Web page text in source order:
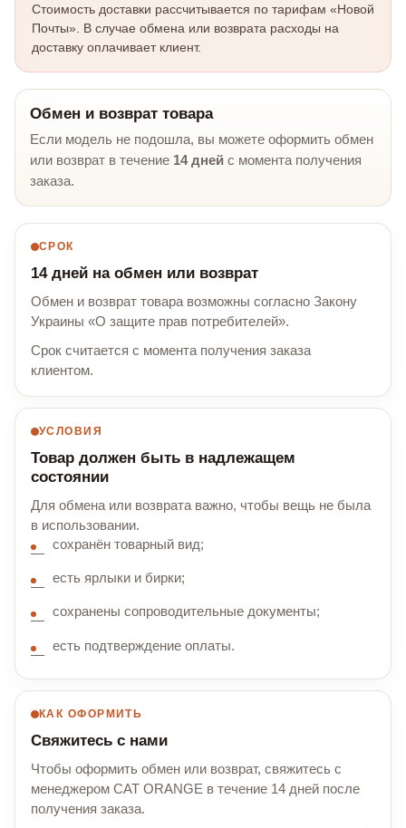
Стоимость доставки рассчитывается по тарифам «Новой
Почты». В случае обмена или возврата расходы на
доставку оплачивает клиент.
Обмен и возврат товара
Если модель не подошла, вы можете оформить обмен
или возврат в течение 14 дней с момента получения
заказа.
СРОК
14 дней на обмен или возврат
Обмен и возврат товара возможны согласно Закону
Украины «О защите прав потребителей».
Срок считается с момента получения заказа
клиентом.
УСЛОВИЯ
Товар должен быть в надлежащем
состоянии
Для обмена или возврата важно, чтобы вещь не была
в использовании.
сохранён товарный вид;
есть ярлыки и бирки;
сохранены сопроводительные документы;
есть подтверждение оплаты.
КАК ОФОРМИТЬ
Свяжитесь с нами
Чтобы оформить обмен или возврат, свяжитесь с
менеджером CAT ORANGE в течение 14 дней после
получения заказа.